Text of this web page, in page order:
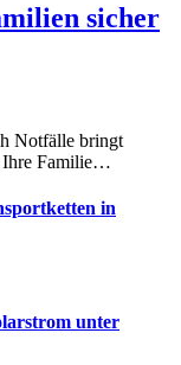
sicher
Notfälle bringt
Ihre Familie…
in
unter